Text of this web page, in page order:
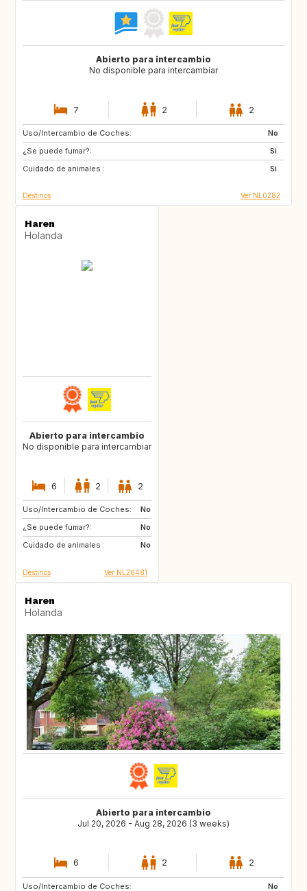
Abierto para intercambio
No disponible para intercambiar
7 2 2
Uso/Intercambio de Coches:
No
¿Se puede fumar?:
Si
Cuidado de animales :
Si
FR
FR
NL
Destinos Ver NL0282
Haren
Holanda
Abierto para intercambio
No disponible para intercambiar
6 2 2
Uso/Intercambio de Coches:
No
¿Se puede fumar?:
No
Cuidado de animales :
No
CA
US
SE
FR
Destinos Ver NL26481
Haren
Holanda
Abierto para intercambio
Jul 20, 2026 - Aug 28, 2026 (3 weeks)
6 2 2
Uso/Intercambio de Coches:
No
CA